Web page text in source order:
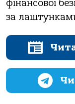
фінансової
за